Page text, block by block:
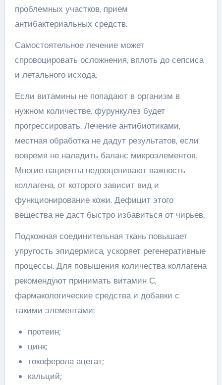
проблемных участков, прием
антибактериальных средств.
Самостоятельное лечение может
спровоцировать осложнения, вплоть до сепсиса
и летального исхода.
Если витамины не попадают в организм в
нужном количестве, фурункулез будет
прогрессировать. Лечение антибиотиками,
местная обработка не дадут результатов, если
вовремя не наладить баланс микроэлементов.
Многие пациенты недооценивают важность
коллагена, от которого зависит вид и
функционирование кожи. Дефицит этого
вещества не даст быстро избавиться от чирьев.
Подкожная соединительная ткань повышает
упругость эпидермиса, ускоряет регенеративные
процессы. Для повышения количества коллагена
рекомендуют принимать витамин С,
фармакологические средства и добавки с
такими элементами:
протеин;
цинк;
токоферола ацетат;
кальций;